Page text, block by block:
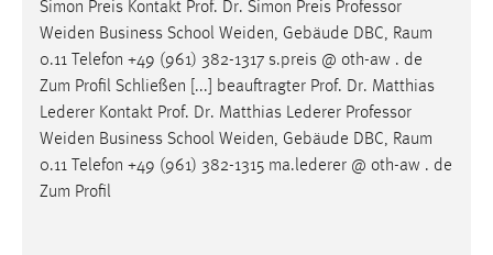
Simon Preis Kontakt Prof. Dr. Simon Preis Professor
Weiden Business School Weiden, Gebäude DBC, Raum
0.11 Telefon +49 (961) 382-1317 s.preis @ oth-aw . de
Zum Profil Schließen [...] beauftragter Prof. Dr. Matthias
Lederer Kontakt Prof. Dr. Matthias Lederer Professor
Weiden Business School Weiden, Gebäude DBC, Raum
0.11 Telefon +49 (961) 382-1315 ma.lederer @ oth-aw . de
Zum Profil